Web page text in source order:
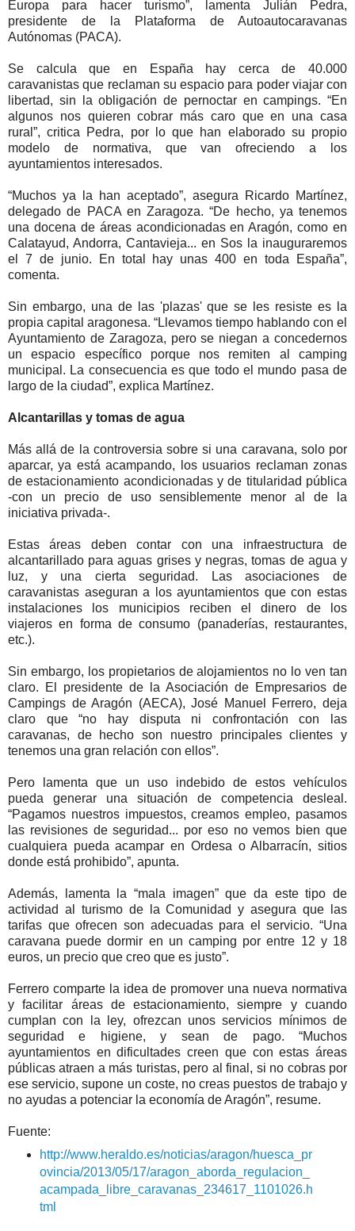
Europa para hacer turismo”, lamenta Julián Pedra,
presidente de la Plataforma de Autoautocaravanas
Autónomas (PACA).
Se calcula que en España hay cerca de 40.000
caravanistas que reclaman su espacio para poder viajar con
libertad, sin la obligación de pernoctar en campings. “En
algunos nos quieren cobrar más caro que en una casa
rural”, critica Pedra, por lo que han elaborado su propio
modelo de normativa, que van ofreciendo a los
ayuntamientos interesados.
“Muchos ya la han aceptado”, asegura Ricardo Martínez,
delegado de PACA en Zaragoza. “De hecho, ya tenemos
una docena de áreas acondicionadas en Aragón, como en
Calatayud, Andorra, Cantavieja... en Sos la inauguraremos
el 7 de junio. En total hay unas 400 en toda España”,
comenta.
Sin embargo, una de las 'plazas' que se les resiste es la
propia capital aragonesa. “Llevamos tiempo hablando con el
Ayuntamiento de Zaragoza, pero se niegan a concedernos
un espacio específico porque nos remiten al camping
municipal. La consecuencia es que todo el mundo pasa de
largo de la ciudad”, explica Martínez.
Alcantarillas y tomas de agua
Más allá de la controversia sobre si una caravana, solo por
aparcar, ya está acampando, los usuarios reclaman zonas
de estacionamiento acondicionadas y de titularidad pública
-con un precio de uso sensiblemente menor al de la
iniciativa privada-.
Estas áreas deben contar con una infraestructura de
alcantarillado para aguas grises y negras, tomas de agua y
luz, y una cierta seguridad. Las asociaciones de
caravanistas aseguran a los ayuntamientos que con estas
instalaciones los municipios reciben el dinero de los
viajeros en forma de consumo (panaderías, restaurantes,
etc.).
Sin embargo, los propietarios de alojamientos no lo ven tan
claro. El presidente de la Asociación de Empresarios de
Campings de Aragón (AECA), José Manuel Ferrero, deja
claro que “no hay disputa ni confrontación con las
caravanas, de hecho son nuestro principales clientes y
tenemos una gran relación con ellos”.
Pero lamenta que un uso indebido de estos vehículos
pueda generar una situación de competencia desleal.
“Pagamos nuestros impuestos, creamos empleo, pasamos
las revisiones de seguridad... por eso no vemos bien que
cualquiera pueda acampar en Ordesa o Albarracín, sitios
donde está prohibido”, apunta.
Además, lamenta la “mala imagen” que da este tipo de
actividad al turismo de la Comunidad y asegura que las
tarifas que ofrecen son adecuadas para el servicio. “Una
caravana puede dormir en un camping por entre 12 y 18
euros, un precio que creo que es justo”.
Ferrero comparte la idea de promover una nueva normativa
y facilitar áreas de estacionamiento, siempre y cuando
cumplan con la ley, ofrezcan unos servicios mínimos de
seguridad e higiene, y sean de pago. “Muchos
ayuntamientos en dificultades creen que con estas áreas
públicas atraen a más turistas, pero al final, si no cobras por
ese servicio, supone un coste, no creas puestos de trabajo y
no ayudas a potenciar la economía de Aragón”, resume.
Fuente:
http://www.heraldo.es/noticias/aragon/huesca_pr
ovincia/2013/05/17/aragon_aborda_regulacion_
acampada_libre_caravanas_234617_1101026.h
tml